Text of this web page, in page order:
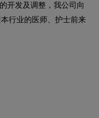
开发及调整，我公司向
行业的医师、护士前来